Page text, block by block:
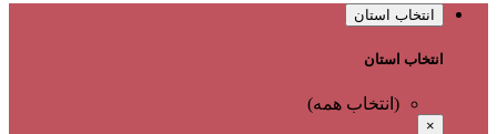
انتخاب استان
انتخاب استان
(انتخاب همه)
×